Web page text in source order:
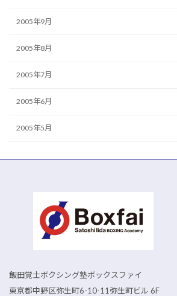
2005年9月
2005年8月
2005年7月
2005年6月
2005年5月
飯田覚士ボクシング塾ボックスファイ
東京都中野区弥生町6-10-11弥生町ビル 6F